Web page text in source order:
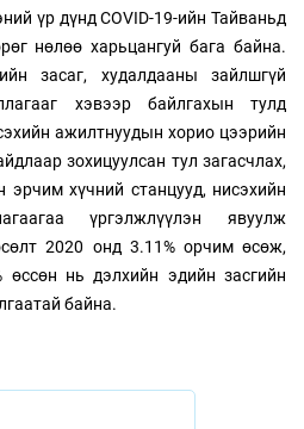
үр дүнд COVID-19-ийн Тайваньд
нөлөө харьцангуй бага байна.
засаг, худалдааны зайлшгүй
хэвээр байлгахын тулд
ажилтнуудын хорио цээрийн
зохицуулсан тул загасчлах,
эрчим хүчний станцууд, нисэхийн
үргэлжлүүлэн явуулж
2020 онд 3.11% орчим өсөж,
өссөн нь дэлхийн эдийн засгийн
байна.